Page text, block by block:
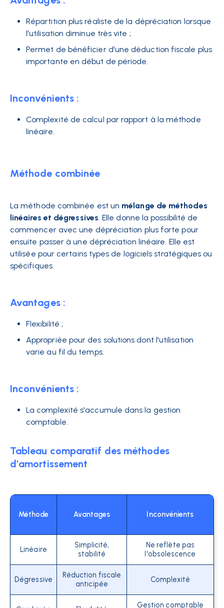
Répartition plus réaliste de la dépréciation lorsque
l'utilisation diminue très vite ;
Permet de bénéficier d'une déduction fiscale plus
importante en début de période.
Inconvénients :
Complexité de calcul par rapport à la méthode
linéaire.
Méthode combinée
La méthode combinée est un mélange de méthodes
linéaires et dégressives. Elle donne la possibilité de
commencer avec une dépréciation plus forte pour
ensuite passer à une dépréciation linéaire. Elle est
utilisée pour certains types de logiciels stratégiques ou
spécifiques.
Avantages :
Flexibilité ;
Appropriée pour des solutions dont l'utilisation
varie au fil du temps.
Inconvénients :
La complexité s'accumule dans la gestion
comptable.
Tableau comparatif des méthodes
d'amortissement
Méthode Avantages Inconvénients
Linéaire
Simplicité,
stabilité
Ne reflète pas
l'obsolescence
Dégressive
Réduction fiscale
anticipée
Complexité
Gestion comptable